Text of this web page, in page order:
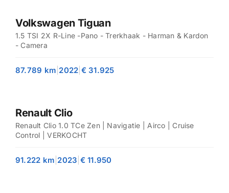
Volkswagen Tiguan
1.5 TSI 2X R-Line -Pano - Trerkhaak - Harman & Kardon
- Camera
87.789 km 2022 € 31.925
Renault Clio
Renault Clio 1.0 TCe Zen | Navigatie | Airco | Cruise
Control | VERKOCHT
91.222 km 2023 € 11.950